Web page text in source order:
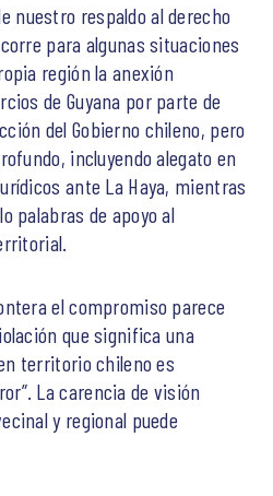
nuestro respaldo al derecho
para algunas situaciones
región la anexión
de Guyana por parte de
del Gobierno chileno, pero
incluyendo alegato en
ante La Haya, mientras
palabras de apoyo al
el compromiso parece
que significa una
territorio chileno es
La carencia de visión
y regional puede